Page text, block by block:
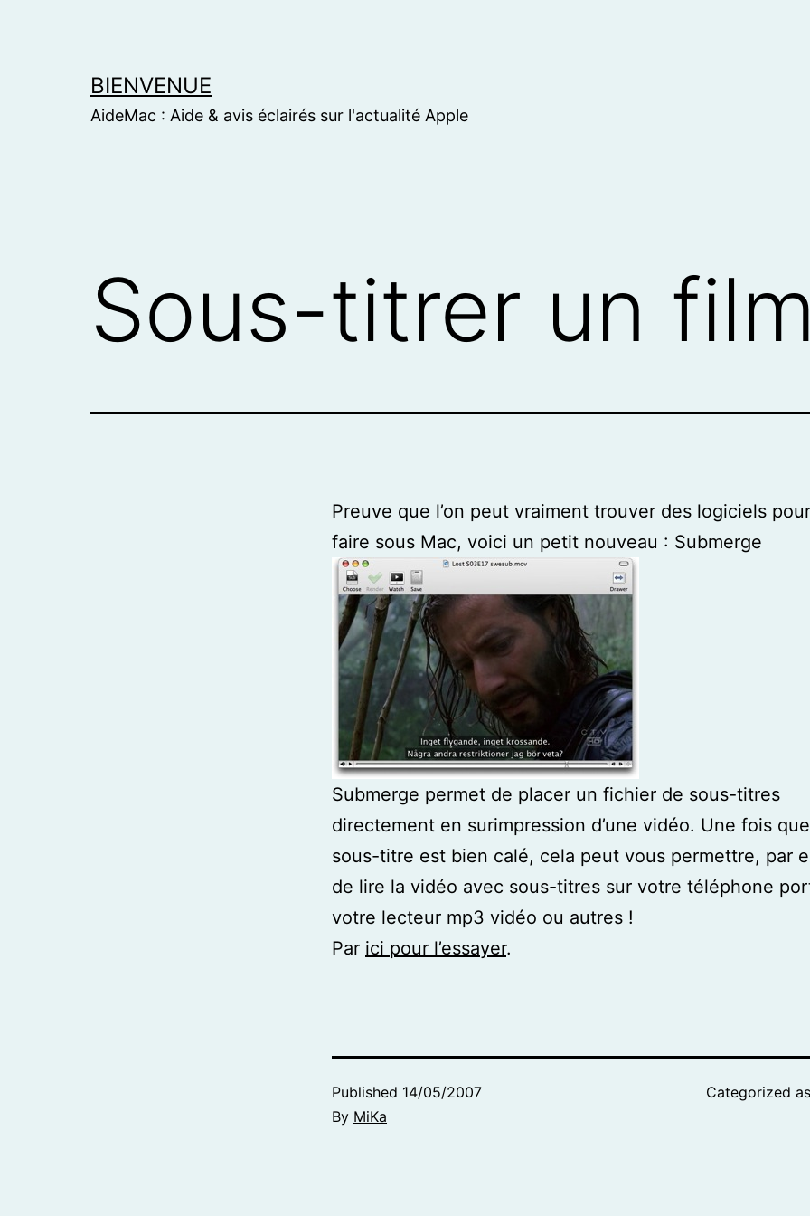
BIENVENUE
AideMac : Aide & avis éclairés sur l'actualité Apple
Sous-titrer un
Preuve que l’on peut vraiment trouver des logiciels
faire sous Mac, voici un petit nouveau : Submerge
Submerge permet de placer un fichier de sous-titres
directement en surimpression d’une vidéo. Une fois
sous-titre est bien calé, cela peut vous permettre, par
de lire la vidéo avec sous-titres sur votre téléphone
votre lecteur mp3 vidéo ou autres !
Par ici pour l’essayer.
Published 14/05/2007
By MiKa
Categorized